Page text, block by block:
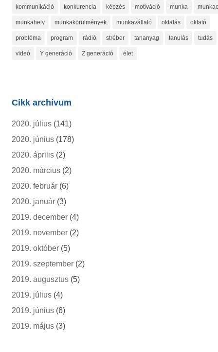
kommunikáció konkurencia képzés motiváció munka
munkahely munkakörülmények munkavállaló oktatás oktató
probléma program rádió stréber tananyag tanulás tudás
videó Y generáció Z generáció élet
Cikk archívum
2020. július (141)
2020. június (178)
2020. április (2)
2020. március (2)
2020. február (6)
2020. január (3)
2019. december (4)
2019. november (2)
2019. október (5)
2019. szeptember (2)
2019. augusztus (5)
2019. július (4)
2019. június (6)
2019. május (3)